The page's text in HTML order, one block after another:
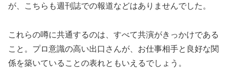
が、こちらも週刊誌での報道などはありませんでした。
これらの噂に共通するのは、すべて共演がきっかけである
こと。プロ意識の高い出口さんが、お仕事相手と良好な関
係を築いていることの表れともいえるでしょう。